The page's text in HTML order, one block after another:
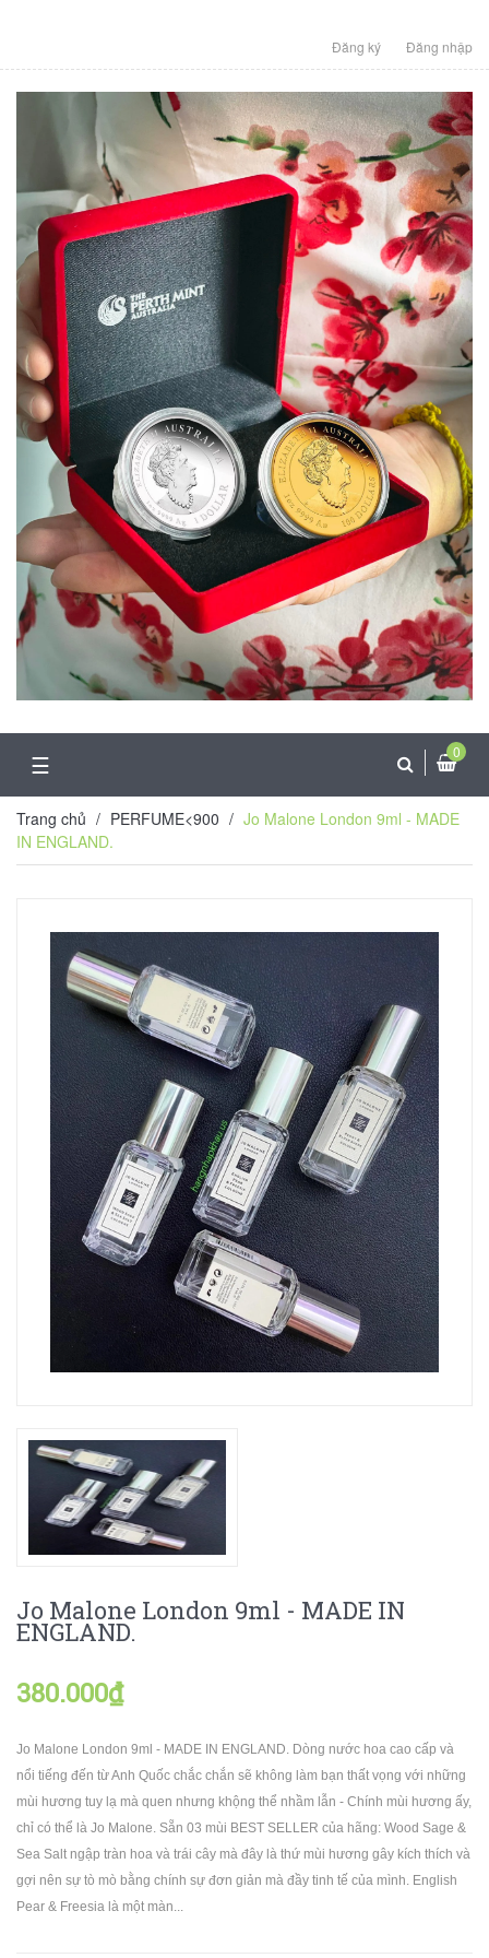
Đăng ký Đăng nhập
☰ 0
Trang chủ / PERFUME<900 / Jo Malone London 9ml - MADE
IN ENGLAND.
Jo Malone London 9ml - MADE IN
ENGLAND.
380.000₫
Jo Malone London 9ml - MADE IN ENGLAND. Dòng nước hoa cao cấp và
nổi tiếng đến từ Anh Quốc chắc chắn sẽ không làm bạn thất vọng với những
mùi hương tuy lạ mà quen nhưng khộng thể nhầm lẫn - Chính mùi hương ấy,
chỉ có thể là Jo Malone. Sẵn 03 mùi BEST SELLER của hãng: Wood Sage &
Sea Salt ngập tràn hoa và trái cây mà đây là thứ mùi hương gây kích thích và
gợi nên sự tò mò bằng chính sự đơn giản mà đầy tinh tế của mình. English
Pear & Freesia là một màn...